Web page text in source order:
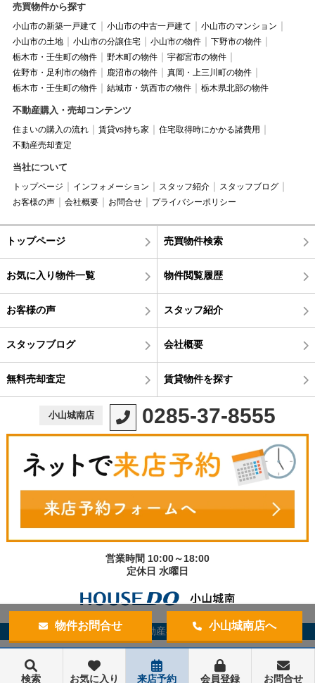
物件お問合せ 小山城南店へ
売買物件から探す
小山市の新築一戸建て 小山市の中古一戸建て
小山市のマンション
小山市の土地
小山市の分譲住宅 小山市の物件
下野市の物件
栃木市・壬生町の物件
野木町の物件
宇都宮市の物件
佐野市・足利市の物件
鹿沼市の物件
真岡・上三川町の物件
栃木市・壬生町の物件
結城市・筑西市の物件 栃木県北部の物件
不動産購入・売却コンテンツ
住まいの購入の流れ 賃貸vs持ち家
住宅取得時にかかる諸費用
不動産売却査定
当社について
トップページ インフォメーション スタッフ紹介
スタッフブログ
お客様の声
会社概要 お問合せ プライバシーポリシー
トップページ 売買物件検索
お気に入り物件一覧 物件閲覧履歴
お客様の声 スタッフ紹介
スタッフブログ 会社概要
無料売却査定 賃貸物件を探す
小山城南店 0285-37-8555
営業時間 10:00～18:00
定休日 水曜日
©宇都宮不動産小山城南店
検索 お気に入り 来店予約 会員登録 お問合せ